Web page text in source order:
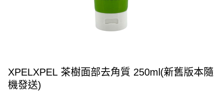
XPELXPEL 茶樹面部去角質 250ml(新舊版本隨
機發送)